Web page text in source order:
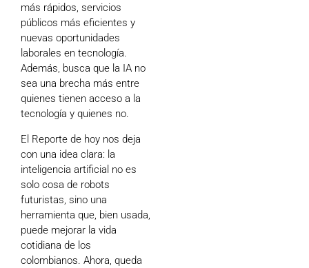
más rápidos, servicios
públicos más eficientes y
nuevas oportunidades
laborales en tecnología.
Además, busca que la IA no
sea una brecha más entre
quienes tienen acceso a la
tecnología y quienes no.
El Reporte de hoy nos deja
con una idea clara: la
inteligencia artificial no es
solo cosa de robots
futuristas, sino una
herramienta que, bien usada,
puede mejorar la vida
cotidiana de los
colombianos. Ahora, queda